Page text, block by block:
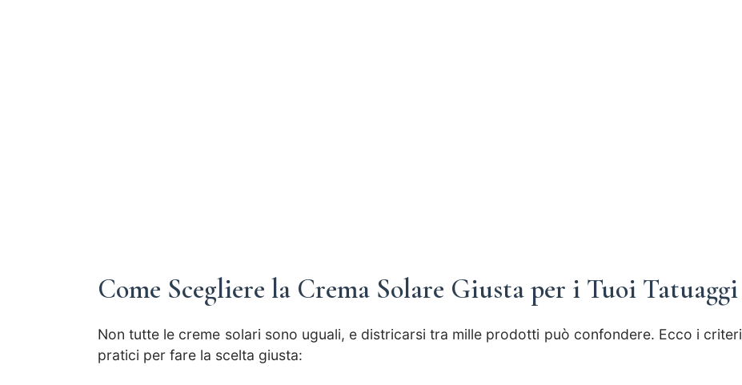
Come Scegliere la Crema Solare Giusta per i Tuoi Tatuaggi
Non tutte le creme solari sono uguali, e districarsi tra mille prodotti può confondere. Ecco i criteri
pratici per fare la scelta giusta: